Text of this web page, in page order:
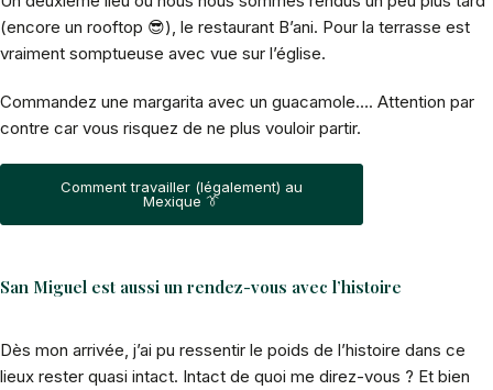
(encore un rooftop 😎), le restaurant B’ani. Pour la terrasse est
vraiment somptueuse avec vue sur l’église.
Commandez une margarita avec un guacamole…. Attention par
contre car vous risquez de ne plus vouloir partir.
Comment travailler (légalement) au
Mexique 👔
San Miguel est aussi un rendez-vous avec l’histoire
Dès mon arrivée, j’ai pu ressentir le poids de l’histoire dans ce
lieux rester quasi intact. Intact de quoi me direz-vous ? Et bien